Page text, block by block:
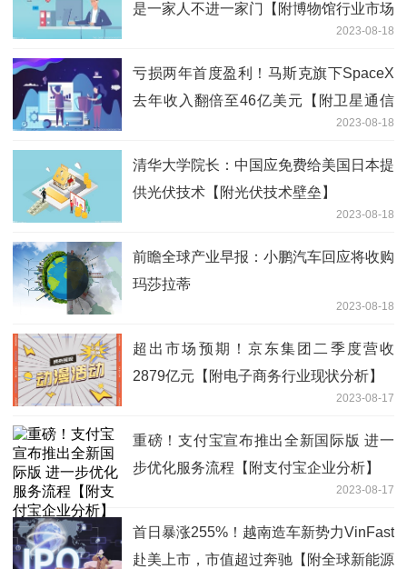
是一家人不进一家门【附博物馆行业市场
2023-08-18
亏损两年首度盈利！马斯克旗下SpaceX
去年收入翻倍至46亿美元【附卫星通信
2023-08-18
清华大学院长：中国应免费给美国日本提
供光伏技术【附光伏技术壁垒】
2023-08-18
前瞻全球产业早报：小鹏汽车回应将收购
玛莎拉蒂
2023-08-18
超出市场预期！京东集团二季度营收
2879亿元【附电子商务行业现状分析】
2023-08-17
重磅！支付宝宣布推出全新国际版 进一
步优化服务流程【附支付宝企业分析】
2023-08-17
首日暴涨255%！越南造车新势力VinFast
赴美上市，市值超过奔驰【附全球新能源